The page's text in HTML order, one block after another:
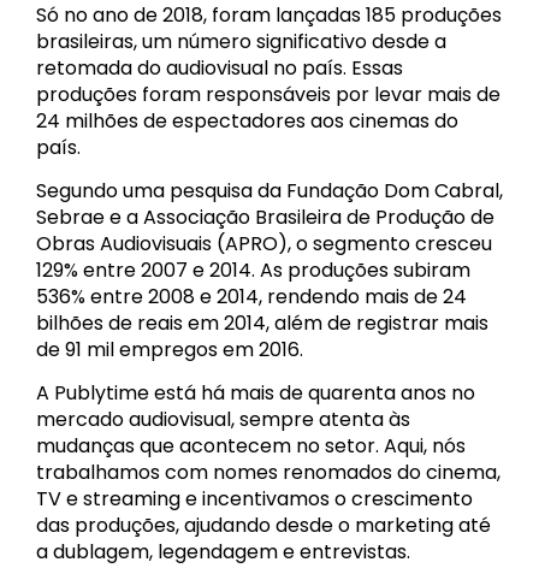
Só no ano de 2018, foram lançadas 185 produções
brasileiras, um número significativo desde a
retomada do audiovisual no país. Essas
produções foram responsáveis por levar mais de
24 milhões de espectadores aos cinemas do
país.
Segundo uma pesquisa da Fundação Dom Cabral,
Sebrae e a Associação Brasileira de Produção de
Obras Audiovisuais (APRO), o segmento cresceu
129% entre 2007 e 2014. As produções subiram
536% entre 2008 e 2014, rendendo mais de 24
bilhões de reais em 2014, além de registrar mais
de 91 mil empregos em 2016.
A Publytime está há mais de quarenta anos no
mercado audiovisual, sempre atenta às
mudanças que acontecem no setor. Aqui, nós
trabalhamos com nomes renomados do cinema,
TV e streaming e incentivamos o crescimento
das produções, ajudando desde o marketing até
a dublagem, legendagem e entrevistas.